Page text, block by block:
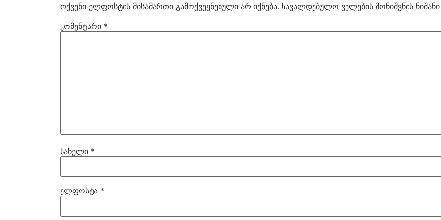
თქვენი ელფოსტის მისამართი გამოქვეყნებული არ იქნება. სავალდებულო ველების მონიშვნის
კომენტარი *
სახელი *
ელფოსტა *